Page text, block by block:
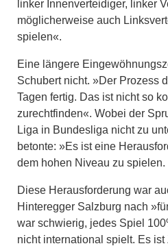
linker Innenverteidiger, linker
möglicherweise auch
spielen«.
Eine längere
Schubert nicht. »Der Prozess
Tagen fertig. Das ist nicht so
zurechtfinden«. Wobei der
Liga in Bundesliga nicht zu
betonte: »Es ist eine
dem hohen Niveau zu
Diese Herausforderung war
Hinteregger Salzburg nach
war schwierig, jedes Spiel
nicht international spielt. Es